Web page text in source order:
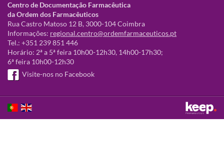
Centro de Documentação Farmacêutica
da Ordem dos Farmacêuticos
Rua Castro Matoso 12 B, 3000-104 Coimbra
Informações: regional.centro@ordemfarmaceuticos.pt
Tel.: +351 239 851 446
Horário: 2ª a 5ª feira 10h00-12h30, 14h00-17h30;
6ª feira 10h00-12h30
Visite-nos no Facebook